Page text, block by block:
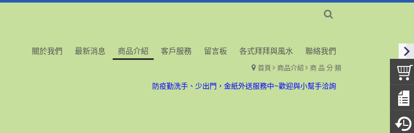
關於我們 最新消息 商品介紹 客戶服務 留言板 各式拜拜與風水 聯絡我們
首頁 商品介紹 商 品 分 類
初二、十六拜拜金紙香燭外送、宅配服務歡迎預購洽詢
防疫勤洗手、少出門，金紙外送服務中~歡迎與小幫手洽詢